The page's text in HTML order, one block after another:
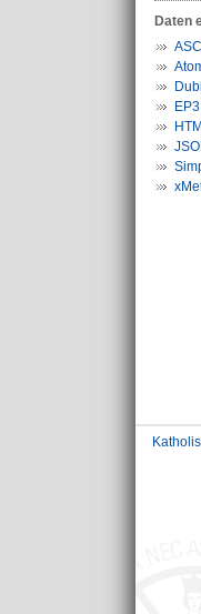
Daten